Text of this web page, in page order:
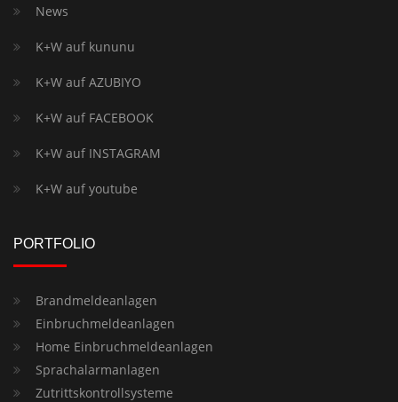
News
K+W auf kununu
K+W auf AZUBIYO
K+W auf FACEBOOK
K+W auf INSTAGRAM
K+W auf youtube
PORTFOLIO
Brandmeldeanlagen
Einbruchmeldeanlagen
Home Einbruchmeldeanlagen
Sprachalarmanlagen
Zutrittskontrollsysteme